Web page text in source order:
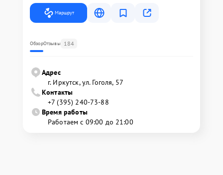
Маршрут
ОбзорОтзывы 184
Адрес
г. Иркутск, ул. ​Гоголя, 57
Контакты
+7 (395) 240-73-88
Время работы
Работаем с 09:00 до 21:00